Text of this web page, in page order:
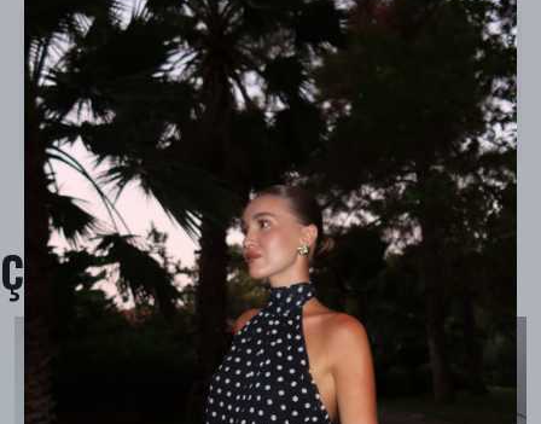
Ürün Açıklaması
Model Ölçüleri : 167cm/53kg
Modelin Beden : S BEDEN
Ürün İçeriği : %100 Pamuk
Ürün Boyu : -
Çok Satanlar